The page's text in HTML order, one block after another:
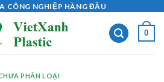
CÔNG NGHIỆP HÀNG ĐẦU
0
PHÂN LOẠI